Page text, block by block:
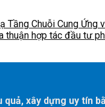
Tầng Chuỗi Cung
hợp tác đầu tư
xây dựng uy tín